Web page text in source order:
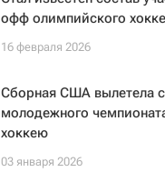
офф олимпийского
16 февраля 2026
Сборная США вылетела
молодежного
хоккею
03 января 2026